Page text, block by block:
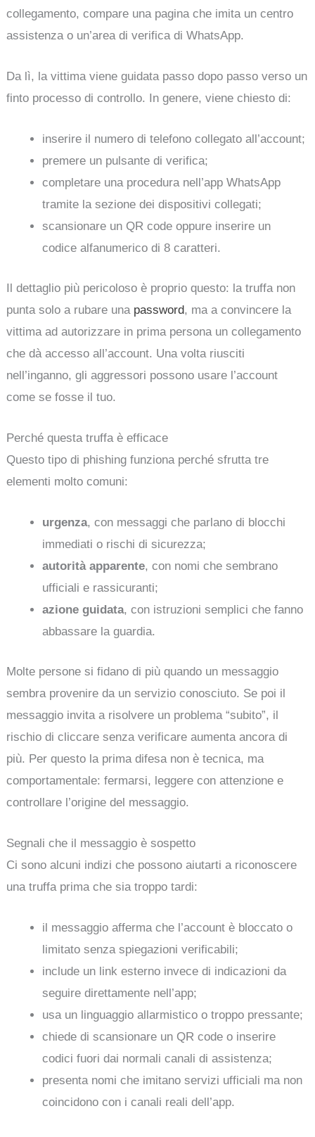
collegamento, compare una pagina che imita un centro
assistenza o un’area di verifica di WhatsApp.
Da lì, la vittima viene guidata passo dopo passo verso un
finto processo di controllo. In genere, viene chiesto di:
inserire il numero di telefono collegato all’account;
premere un pulsante di verifica;
completare una procedura nell’app WhatsApp
tramite la sezione dei dispositivi collegati;
scansionare un QR code oppure inserire un
codice alfanumerico di 8 caratteri.
Il dettaglio più pericoloso è proprio questo: la truffa non
punta solo a rubare una password, ma a convincere la
vittima ad autorizzare in prima persona un collegamento
che dà accesso all’account. Una volta riusciti
nell’inganno, gli aggressori possono usare l’account
come se fosse il tuo.
Perché questa truffa è efficace
Questo tipo di phishing funziona perché sfrutta tre
elementi molto comuni:
urgenza, con messaggi che parlano di blocchi
immediati o rischi di sicurezza;
autorità apparente, con nomi che sembrano
ufficiali e rassicuranti;
azione guidata, con istruzioni semplici che fanno
abbassare la guardia.
Molte persone si fidano di più quando un messaggio
sembra provenire da un servizio conosciuto. Se poi il
messaggio invita a risolvere un problema “subito”, il
rischio di cliccare senza verificare aumenta ancora di
più. Per questo la prima difesa non è tecnica, ma
comportamentale: fermarsi, leggere con attenzione e
controllare l’origine del messaggio.
Segnali che il messaggio è sospetto
Ci sono alcuni indizi che possono aiutarti a riconoscere
una truffa prima che sia troppo tardi:
il messaggio afferma che l’account è bloccato o
limitato senza spiegazioni verificabili;
include un link esterno invece di indicazioni da
seguire direttamente nell’app;
usa un linguaggio allarmistico o troppo pressante;
chiede di scansionare un QR code o inserire
codici fuori dai normali canali di assistenza;
presenta nomi che imitano servizi ufficiali ma non
coincidono con i canali reali dell’app.